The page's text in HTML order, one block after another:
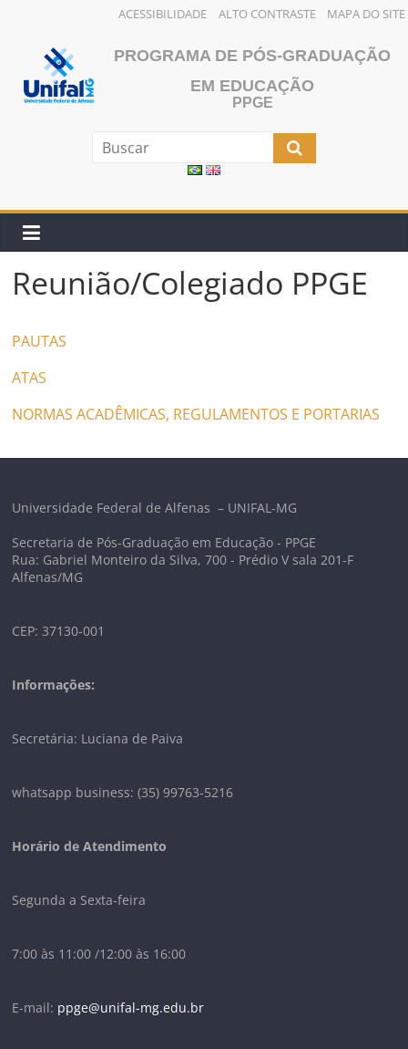
ACESSIBILIDADE ALTO CONTRASTE MAPA DO SITE
conteúdo
PROGRAMA DE PÓS-GRADUAÇÃO
EM EDUCAÇÃO
PPGE
Reunião/Colegiado PPGE
PAUTAS
ATAS
NORMAS ACADÊMICAS, REGULAMENTOS E PORTARIAS
Universidade Federal de Alfenas – UNIFAL-MG
Secretaria de Pós-Graduação em Educação - PPGE
Rua: Gabriel Monteiro da Silva, 700 - Prédio V sala 201-F
Alfenas/MG
CEP: 37130-001
Informações:
Secretária: Luciana de Paiva
whatsapp business: (35) 99763-5216
Horário de Atendimento
Segunda a Sexta-feira
7:00 às 11:00 /12:00 às 16:00
E-mail: ppge@unifal-mg.edu.br